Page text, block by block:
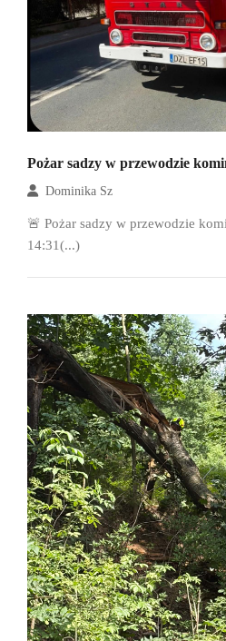
Pożar sadzy w przewodzie
Dominika Sz
🚨 Pożar sadzy w przewodzie
14:31(...)